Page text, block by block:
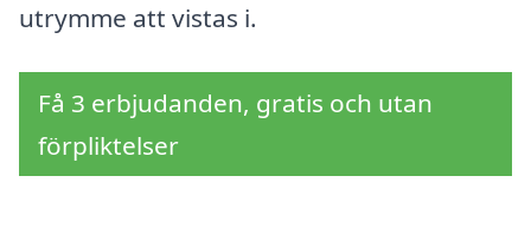
utrymme att vistas i.
Få 3 erbjudanden, gratis och utan
förpliktelser